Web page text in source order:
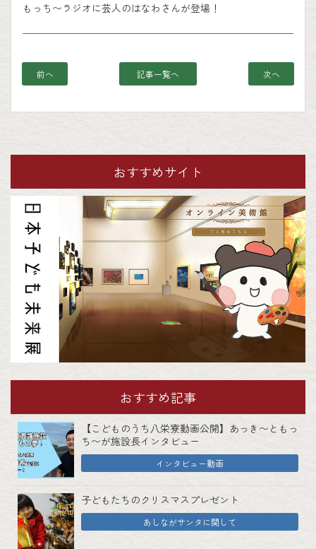
もっち〜ラジオに芸人のはなわさんが登場！
前へ 記事一覧へ 次へ
おすすめサイト
おすすめ記事
【こどものうち八栄寮動画公開】あっき〜ともっ
ち〜が施設長インタビュー
インタビュー動画
子どもたちのクリスマスプレゼント
あしながサンタに関して